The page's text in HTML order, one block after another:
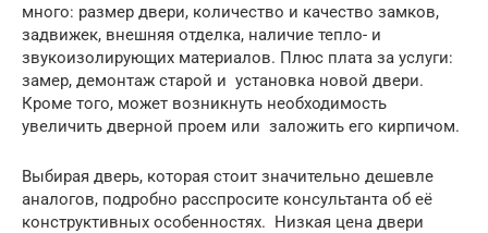
много: размер двери, количество и качество замков,
задвижек, внешняя отделка, наличие тепло- и
звукоизолирующих материалов. Плюс плата за услуги:
замер, демонтаж старой и установка новой двери.
Кроме того, может возникнуть необходимость
увеличить дверной проем или заложить его кирпичом.
Выбирая дверь, которая стоит значительно дешевле
аналогов, подробно расспросите консультанта об её
конструктивных особенностях. Низкая цена двери